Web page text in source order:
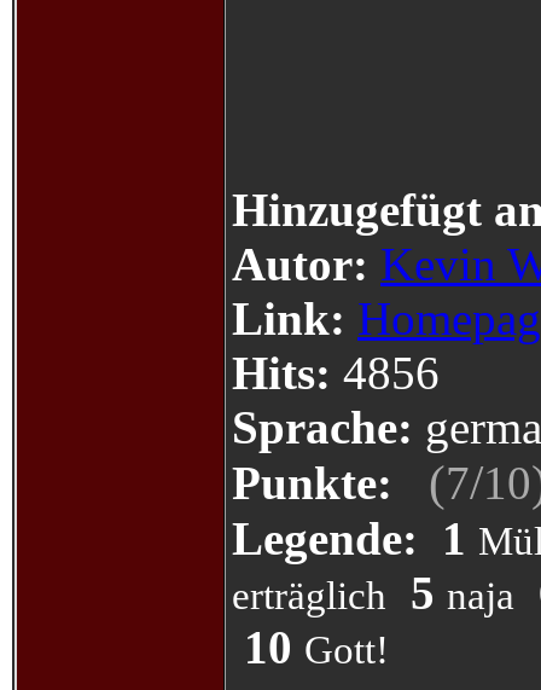
Hinzugefügt
Autor: Kevin
Link:
Hits: 4856
Sprache:
Punkte:
(7/10
Legende: 1
erträglich
5 naja
10 Gott!